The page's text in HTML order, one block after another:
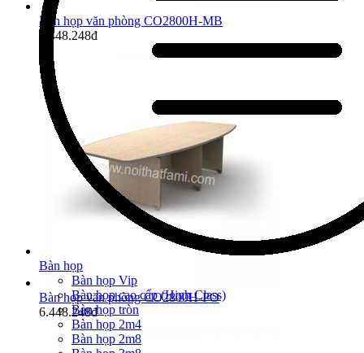
Bàn họp văn phòng CO2800H-MB
6.448.248đ
Bàn họp văn phòng CO2800H-PO
6.448.248đ
Bàn họp
Bàn họp Vip
Bàn họp cao cấp (High Class)
Bàn họp tròn
Bàn họp 2m4
Bàn họp 2m8